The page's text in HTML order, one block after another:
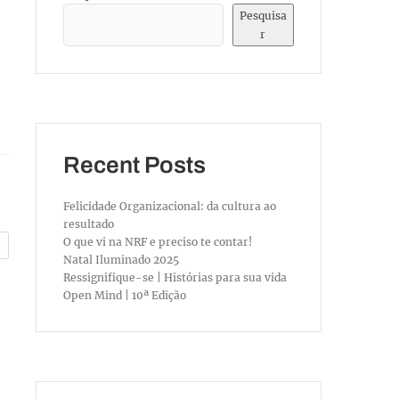
Pesquisa
r
Recent Posts
Felicidade Organizacional: da cultura ao
resultado
O que vi na NRF e preciso te contar!
Natal Iluminado 2025
Ressignifique-se | Histórias para sua vida
Open Mind | 10ª Edição